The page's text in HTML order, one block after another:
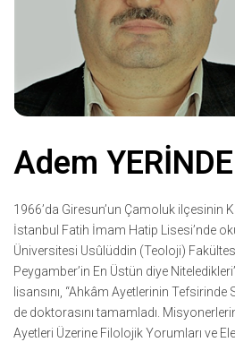
Adem YERİNDE
1966’da Giresun’un Çamoluk ilçesinin
İstanbul Fatih İmam Hatip Lisesi’nde
Üniversitesi Usûlüddin (Teoloji)
Peygamber’in En Üstün diye
lisansını, “Ahkâm Ayetlerinin Tefsirinde
de doktorasını tamamladı. Misyonerlerin
Ayetleri Üzerine Filolojik Yorumları ve